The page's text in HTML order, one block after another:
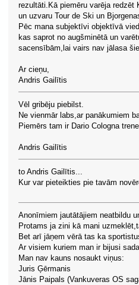
rezultāti.Kā piemēru varēja
un uzvaru Tour de Ski un
Pēc mana subjektīvi objektīvā
kas saprot no augšminētā un
sacensībām,lai vairs nav jālasa
Ar cieņu,
Andris Gailītis
Vēl gribēju piebilst.
Ne vienmār labs,ar panākumiem
Piemērs tam ir Dario Cologna
Andris Gailītis
to Andris Gailītis...
Kur var pieteikties pie tavām
Anonīmiem jautātājiem neatbildu
Protams ja zini kā mani
Bet arī jāņem vērā tas ka
Ar visiem kuriem man ir bijusi
Man nav kauns nosaukt viņus:
Juris Ģērmanis
Jānis Paipals (Vankuveras OS